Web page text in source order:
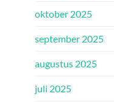
oktober 2025
september 2025
augustus 2025
juli 2025